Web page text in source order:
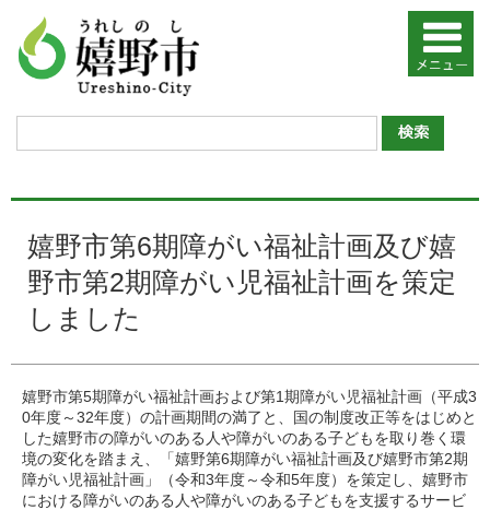
嬉野市第6期障がい福祉計画及び嬉
野市第2期障がい児福祉計画を策定
しました
嬉野市第5期障がい福祉計画および第1期障がい児福祉計画（平成3
0年度～32年度）の計画期間の満了と、国の制度改正等をはじめと
した嬉野市の障がいのある人や障がいのある子どもを取り巻く環
境の変化を踏まえ、「嬉野第6期障がい福祉計画及び嬉野市第2期
障がい児福祉計画」（令和3年度～令和5年度）を策定し、嬉野市
における障がいのある人や障がいのある子どもを支援するサービ